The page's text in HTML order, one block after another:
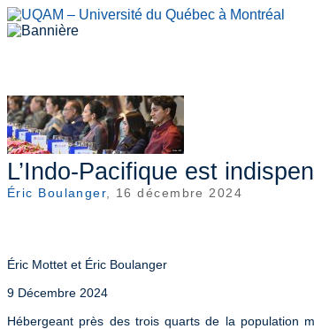
L’Indo-Pacifique est
Éric Boulanger , 16 décembre 2024
Éric Mottet et Éric Boulanger
9 Décembre 2024
Hébergeant près des trois quarts de la population